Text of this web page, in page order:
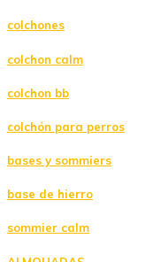
colchones
colchon calm
colchon bb
colchón para perros
bases y sommiers
base de hierro
sommier calm